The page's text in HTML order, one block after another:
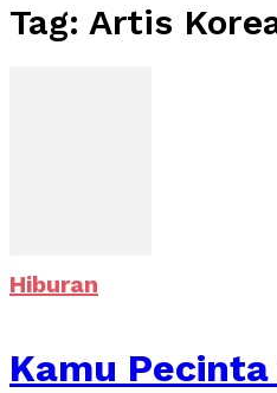
Tag: Artis
Hiburan
Kamu